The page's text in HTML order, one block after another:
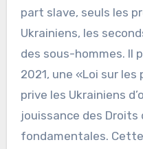
part slave, seuls les
Ukrainiens, les
des sous-hommes. Il
2021, une «Loi sur
prive les Ukrainiens
jouissance des Droits
fondamentales. Cette